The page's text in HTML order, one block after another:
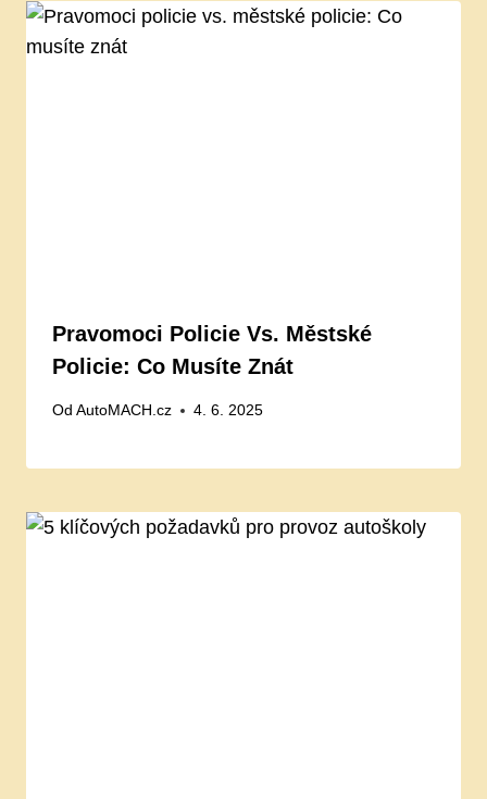
Pravomoci Policie Vs. Městské
Policie: Co Musíte Znát
Od AutoMACH.cz 4. 6. 2025